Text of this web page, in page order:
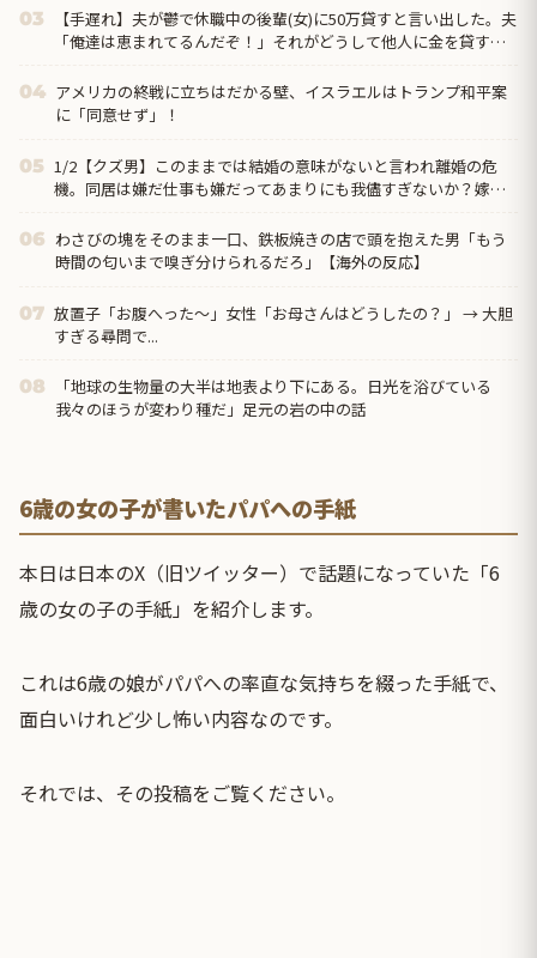
03
【手遅れ】夫が鬱で休職中の後輩(女)に50万貸すと言い出した。夫
「俺達は恵まれてるんだぞ！」それがどうして他人に金を貸すと
04 アメリカの終戦に立ちはだかる壁、イスラエルはトランプ和平案
に「同意せず」！
05 1/2【クズ男】このままでは結婚の意味がないと言われ離婚の危
機。同居は嫌だ仕事も嫌だってあまりにも我儘すぎないか？嫁の
06 わさびの塊をそのまま一口、鉄板焼きの店で頭を抱えた男「もう
時間の匂いまで嗅ぎ分けられるだろ」【海外の反応】
07 放置子「お腹へった～」女性「お母さんはどうしたの？」 → 大胆
すぎる尋問で...
08
「地球の生物量の大半は地表より下にある。日光を浴びている
我々のほうが変わり種だ」足元の岩の中の話
6歳の女の子が書いたパパへの手紙
本日は日本のX（旧ツイッター）で話題になっていた「6
歳の女の子の手紙」を紹介します。
これは6歳の娘がパパへの率直な気持ちを綴った手紙で、
面白いけれど少し怖い内容なのです。
それでは、その投稿をご覧ください。